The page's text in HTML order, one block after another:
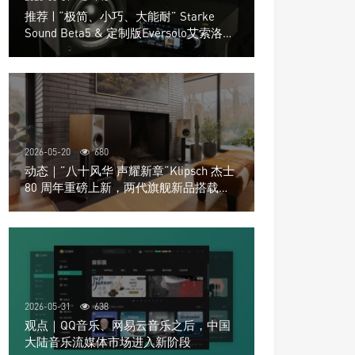
推荐 | “极简、小巧、大能耐” Starke
Sound Beta5 & 定制版Eversolo艾索洛
Play音响组合
2026-05-20 680
动态｜”八十风华 声耀新章“Klipsch 杰士
80 周年重磅上新，两代旗舰新品搭载硬
核配置音质再升级
2026-05-31 638
观点｜QQ音乐、网易云音乐之后，中国
大陆音乐流媒体市场进入新阶段